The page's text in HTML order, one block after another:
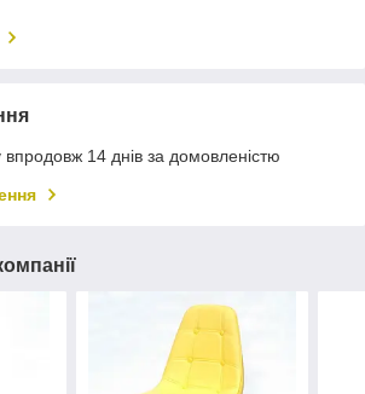
14 днів за домовленістю